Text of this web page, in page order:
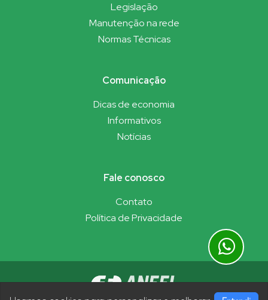
Legislação
Manutenção na rede
Normas Técnicas
Comunicação
Dicas de economia
Informativos
Notícias
Fale conosco
Contato
Política de Privacidade